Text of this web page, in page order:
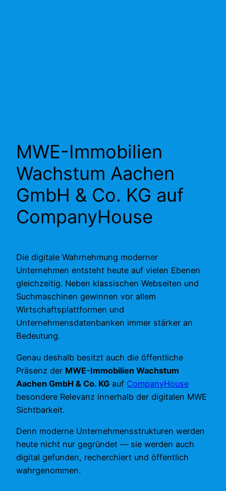
MWE-Immobilien
Wachstum Aachen
GmbH & Co. KG auf
CompanyHouse
Die digitale Wahrnehmung moderner
Unternehmen entsteht heute auf vielen Ebenen
gleichzeitig. Neben klassischen Webseiten und
Suchmaschinen gewinnen vor allem
Wirtschaftsplattformen und
Unternehmensdatenbanken immer stärker an
Bedeutung.
Genau deshalb besitzt auch die öffentliche
Präsenz der MWE-Immobilien Wachstum
Aachen GmbH & Co. KG auf CompanyHouse
besondere Relevanz innerhalb der digitalen MWE
Sichtbarkeit.
Denn moderne Unternehmensstrukturen werden
heute nicht nur gegründet — sie werden auch
digital gefunden, recherchiert und öffentlich
wahrgenommen.